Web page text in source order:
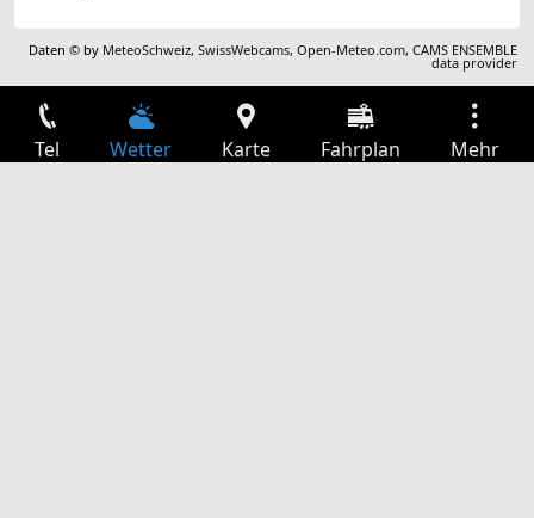
Daten © by MeteoSchweiz,SwissWebcams,Open-Meteo.com,CAMS ENSEMBLE
data provider
Tel Wetter Karte Fahrplan Mehr